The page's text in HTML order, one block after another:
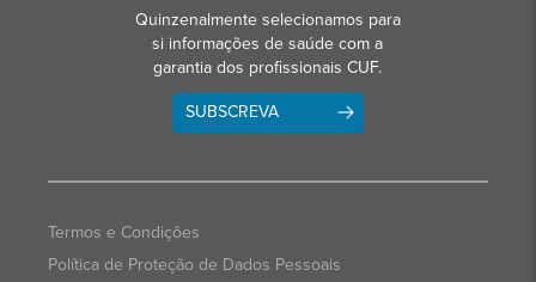
Quinzenalmente selecionamos para
si informações de saúde com a
garantia dos profissionais CUF.
SUBSCREVA
Termos e Condições
Política de Proteção de Dados Pessoais